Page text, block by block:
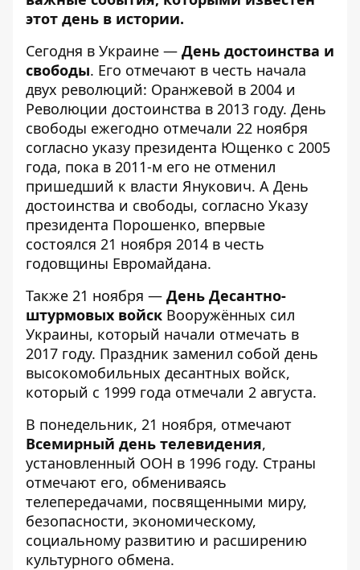
этот день в истории.
Сегодня в Украине — День достоинства и
свободы. Его отмечают в честь начала
двух революций: Оранжевой в 2004 и
Революции достоинства в 2013 году. День
свободы ежегодно отмечали 22 ноября
согласно указу президента Ющенко с 2005
года, пока в 2011-м его не отменил
пришедший к власти Янукович. А День
достоинства и свободы, согласно Указу
президента Порошенко, впервые
состоялся 21 ноября 2014 в честь
годовщины Евромайдана.
Также 21 ноября — День Десантно-
штурмовых войск Вооружённых сил
Украины, который начали отмечать в
2017 году. Праздник заменил собой день
высокомобильных десантных войск,
который с 1999 года отмечали 2 августа.
В понедельник, 21 ноября, отмечают
Всемирный день телевидения,
установленный ООН в 1996 году. Страны
отмечают его, обмениваясь
телепередачами, посвященными миру,
безопасности, экономическому,
социальному развитию и расширению
культурного обмена.